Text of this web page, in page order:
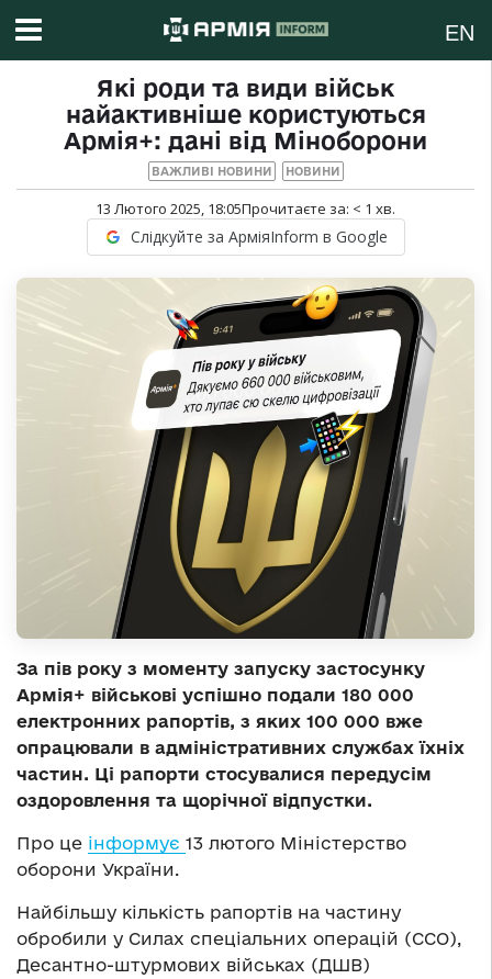
EN
Які роди та види військ
найактивніше користуються
Армія+: дані від Міноборони
ВАЖЛИВІ НОВИНИ НОВИНИ
13 Лютого 2025, 18:05Прочитаєте за: < 1 хв.
Слідкуйте за АрміяInform в Google
За пів року з моменту запуску застосунку
Армія+ військові успішно подали 180 000
електронних рапортів, з яких 100 000 вже
опрацювали в адміністративних службах їхніх
частин. Ці рапорти стосувалися передусім
оздоровлення та щорічної відпустки.
Про це інформує 13 лютого Міністерство
оборони України.
Найбільшу кількість рапортів на частину
обробили у Силах спеціальних операцій (ССО),
Десантно-штурмових військах (ДШВ)